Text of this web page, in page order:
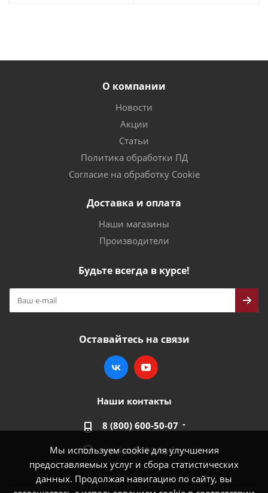
Мы используем cookie для улучшения
предоставляемых услуг и сбора статистических
данных. Продолжая навигацию по сайту, вы
О компании
Новости
Акции
Статьи
Политика обработки ПД
Согласие на обработку Cookie
Доставка и оплата
Наши магазины
Производители
Будьте всегда в курсе!
Оставайтесь на связи
Наши контакты
8 (800) 600-50-07
market@100-kpd.ru